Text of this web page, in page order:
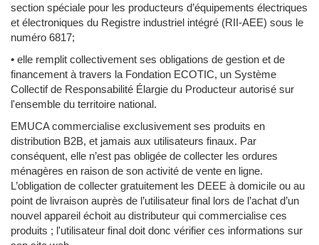
section spéciale pour les producteurs d’équipements électriques
et électroniques du Registre industriel intégré (RII-AEE) sous le
numéro 6817;
• elle remplit collectivement ses obligations de gestion et de
financement à travers la Fondation ECOTIC, un Système
Collectif de Responsabilité Élargie du Producteur autorisé sur
l'ensemble du territoire national.
EMUCA commercialise exclusivement ses produits en
distribution B2B, et jamais aux utilisateurs finaux. Par
conséquent, elle n’est pas obligée de collecter les ordures
ménagères en raison de son activité de vente en ligne.
L’obligation de collecter gratuitement les DEEE à domicile ou au
point de livraison auprès de l’utilisateur final lors de l’achat d’un
nouvel appareil échoit au distributeur qui commercialise ces
produits ; l'utilisateur final doit donc vérifier ces informations sur